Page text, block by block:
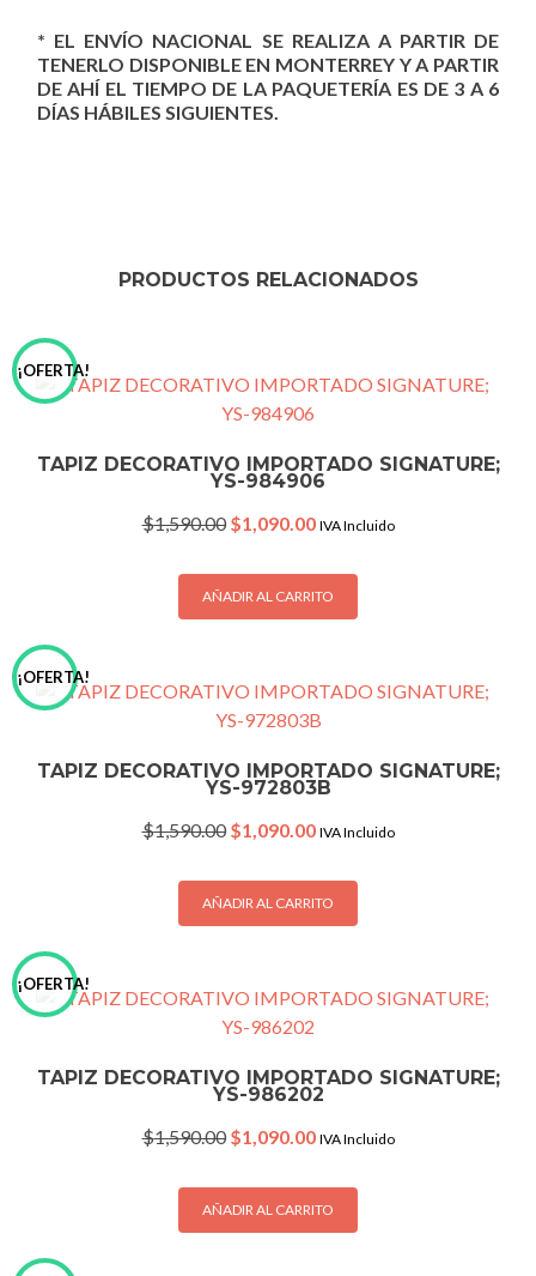
* EL ENVÍO NACIONAL SE REALIZA A PARTIR DE
TENERLO DISPONIBLE EN MONTERREY Y A PARTIR
DE AHÍ EL TIEMPO DE LA PAQUETERÍA ES DE 3 A 6
DÍAS HÁBILES SIGUIENTES.
PRODUCTOS RELACIONADOS
¡OFERTA!
TAPIZ DECORATIVO IMPORTADO SIGNATURE;
YS-984906
$1,590.00 Original
was:
$1,590.00.
$1,090.00Current
is:
$1,090.00.
IVA Incluido
AÑADIR AL CARRITO
¡OFERTA!
TAPIZ DECORATIVO IMPORTADO SIGNATURE;
YS-972803B
$1,590.00 Original
was:
$1,590.00.
$1,090.00Current
is:
$1,090.00.
IVA Incluido
AÑADIR AL CARRITO
¡OFERTA!
TAPIZ DECORATIVO IMPORTADO SIGNATURE;
YS-986202
$1,590.00 Original
was:
$1,590.00.
$1,090.00Current
is:
$1,090.00.
IVA Incluido
AÑADIR AL CARRITO